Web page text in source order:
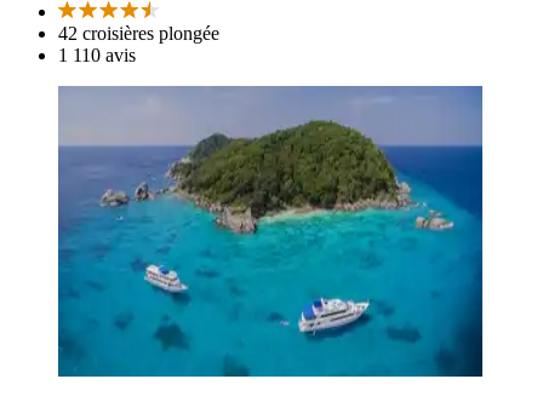
42 croisières plongée
1 110 avis